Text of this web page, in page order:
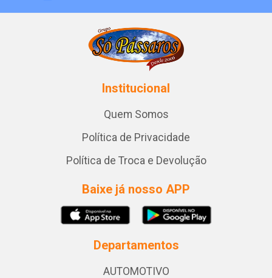
Institucional
Quem Somos
Política de Privacidade
Política de Troca e Devolução
Baixe já nosso APP
Departamentos
AUTOMOTIVO